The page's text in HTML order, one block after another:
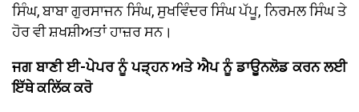
ਸਿੰਘ, ਬਾਬਾ ਗੁਰਸਾਜਨ ਸਿੰਘ, ਸੁਖਵਿੰਦਰ ਸਿੰਘ ਪੱਪੂ, ਨਿਰਮਲ ਸਿੰਘ ਤੇ
ਹੋਰ ਵੀ ਸ਼ਖਸ਼ੀਅਤਾਂ ਹਾਜ਼ਰ ਸਨ।
ਜਗ ਬਾਣੀ ਈ-ਪੇਪਰ ਨੂੰ ਪੜ੍ਹਨ ਅਤੇ ਐਪ ਨੂੰ ਡਾਊਨਲੋਡ ਕਰਨ ਲਈ
ਇੱਥੇ ਕਲਿੱਕ ਕਰੋ